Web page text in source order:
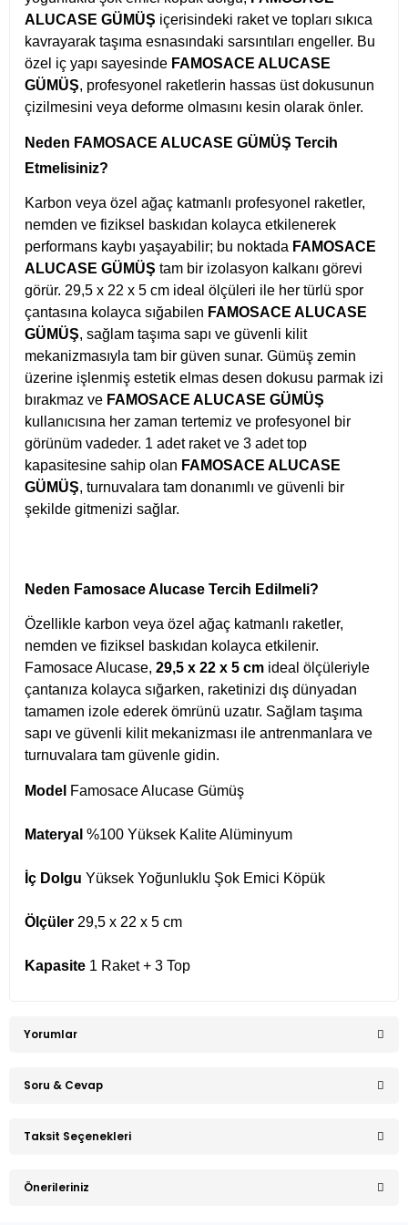
ALUCASE GÜMÜŞ içerisindeki raket ve topları sıkıca
kavrayarak taşıma esnasındaki sarsıntıları engeller. Bu
özel iç yapı sayesinde FAMOSACE ALUCASE
GÜMÜŞ, profesyonel raketlerin hassas üst dokusunun
çizilmesini veya deforme olmasını kesin olarak önler.
Neden FAMOSACE ALUCASE GÜMÜŞ Tercih
Etmelisiniz?
Karbon veya özel ağaç katmanlı profesyonel raketler,
nemden ve fiziksel baskıdan kolayca etkilenerek
performans kaybı yaşayabilir; bu noktada FAMOSACE
ALUCASE GÜMÜŞ tam bir izolasyon kalkanı görevi
görür. 29,5 x 22 x 5 cm ideal ölçüleri ile her türlü spor
çantasına kolayca sığabilen FAMOSACE ALUCASE
GÜMÜŞ, sağlam taşıma sapı ve güvenli kilit
mekanizmasıyla tam bir güven sunar. Gümüş zemin
üzerine işlenmiş estetik elmas desen dokusu parmak izi
bırakmaz ve FAMOSACE ALUCASE GÜMÜŞ
kullanıcısına her zaman tertemiz ve profesyonel bir
görünüm vadeder. 1 adet raket ve 3 adet top
kapasitesine sahip olan FAMOSACE ALUCASE
GÜMÜŞ, turnuvalara tam donanımlı ve güvenli bir
şekilde gitmenizi sağlar.
Neden Famosace Alucase Tercih Edilmeli?
Özellikle karbon veya özel ağaç katmanlı raketler,
nemden ve fiziksel baskıdan kolayca etkilenir.
Famosace Alucase, 29,5 x 22 x 5 cm ideal ölçüleriyle
çantanıza kolayca sığarken, raketinizi dış dünyadan
tamamen izole ederek ömrünü uzatır. Sağlam taşıma
sapı ve güvenli kilit mekanizması ile antrenmanlara ve
turnuvalara tam güvenle gidin.
Model Famosace Alucase Gümüş
Materyal %100 Yüksek Kalite Alüminyum
İç Dolgu Yüksek Yoğunluklu Şok Emici Köpük
Ölçüler 29,5 x 22 x 5 cm
Kapasite 1 Raket + 3 Top
Yorumlar
Soru & Cevap
Taksit Seçenekleri
Önerileriniz